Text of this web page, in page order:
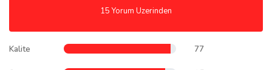
15 Yorum Uzerinden
Kalite 77